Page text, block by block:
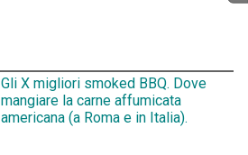
Gli X migliori smoked BBQ. Dove
mangiare la carne affumicata
americana (a Roma e in Italia).